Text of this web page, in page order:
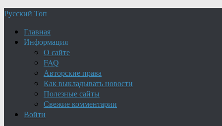
Русский Топ
Главная
Информация
О сайте
FAQ
Авторские права
Как выкладывать новости
Полезные сайты
Свежие комментарии
Войти